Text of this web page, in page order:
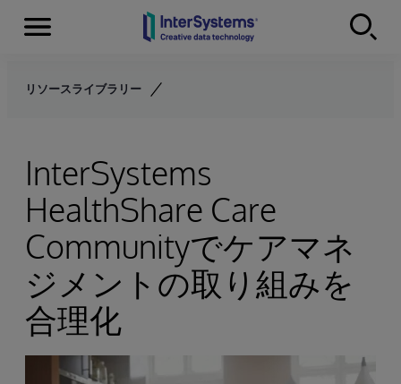
Skip to content
Menu
リソースライブラリー
InterSystems
HealthShare Care
Communityでケアマネ
ジメントの取り組みを
合理化